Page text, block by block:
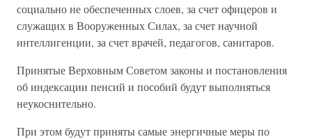
социально не обеспеченных слоев, за счет офицеров и
служащих в Вооруженных Силах, за счет научной
интеллигенции, за счет врачей, педагогов, санитаров.
Принятые Верховным Советом законы и постановления
об индексации пенсий и пособий будут выполняться
неукоснительно.
При этом будут приняты самые энергичные меры по